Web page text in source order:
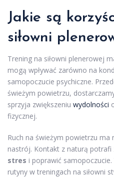
Jakie są
siłowni
Trening na siłowni plenerowej
mogą wpływać zarówno na
samopoczucie psychiczne.
świeżym powietrzu,
sprzyja zwiększeniu wydolności
fizycznej.
Ruch na świeżym powietrzu ma
nastrój. Kontakt z naturą potrafi
stres i poprawić
rutyny w treningach na siłowni